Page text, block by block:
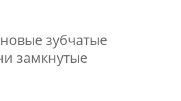
зубчатые
замкнутые